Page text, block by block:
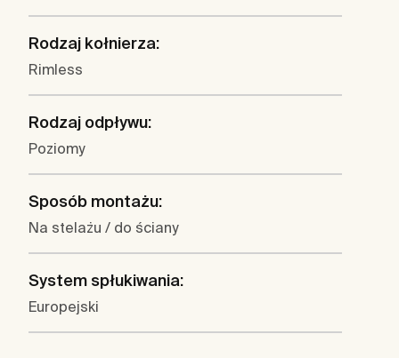
Rodzaj kołnierza:
Rimless
Rodzaj odpływu:
Poziomy
Sposób montażu:
Na stelażu / do ściany
System spłukiwania:
Europejski